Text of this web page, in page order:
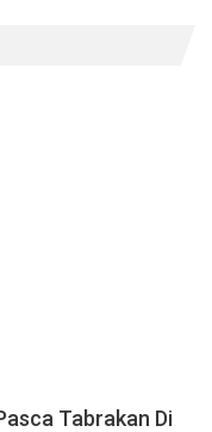
Tabrakan Di